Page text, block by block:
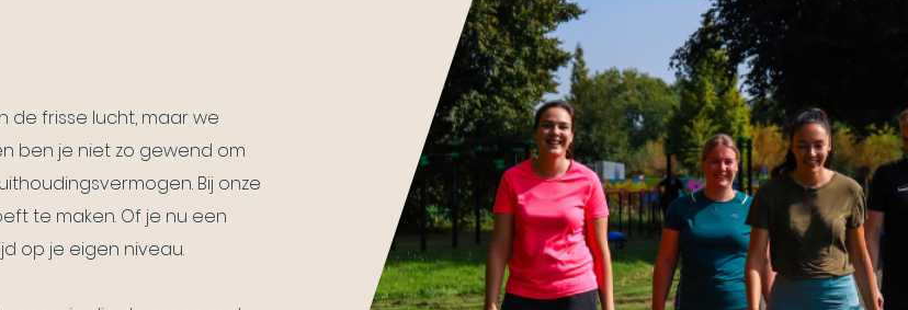
de frisse lucht, maar we
ben je niet zo gewend om
Bij onze
te maken. Of je nu een
op je eigen niveau.